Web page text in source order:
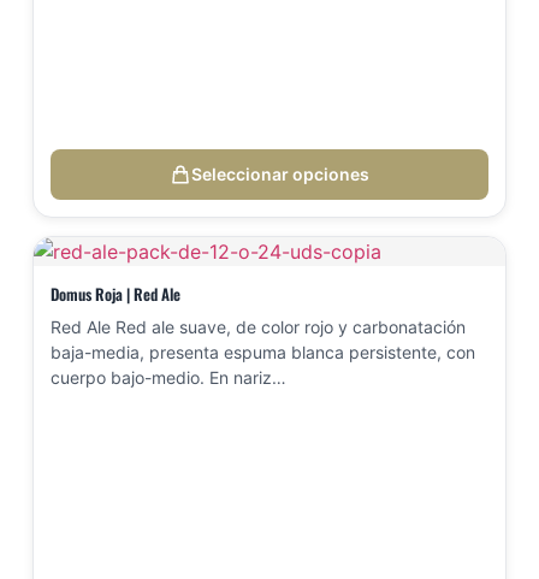
Seleccionar opciones
Domus Roja | Red Ale
Red Ale Red ale suave, de color rojo y carbonatación
baja-media, presenta espuma blanca persistente, con
cuerpo bajo-medio. En nariz…